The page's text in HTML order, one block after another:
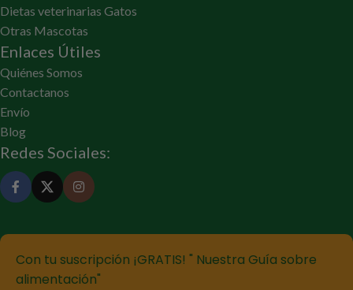
Dietas veterinarias Gatos
Otras Mascotas
Enlaces Útiles
Quiénes Somos
Contactanos
Envío
Blog
Redes Sociales:
Con tu suscripción ¡GRATIS! " Nuestra Guía sobre
alimentación"